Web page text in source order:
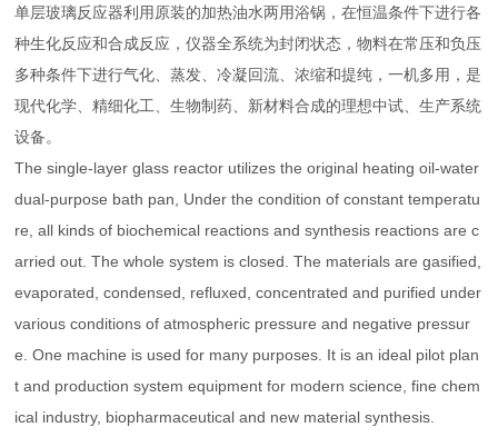
单层玻璃反应器利用原装的加热油水两用浴锅，在恒温条件下进行各
种生化反应和合成反应，仪器全系统为封闭状态，物料在常压和负压
多种条件下进行气化、蒸发、冷凝回流、浓缩和提纯，一机多用，是
现代化学、精细化工、生物制药、新材料合成的理想中试、生产系统
设备。
The single-layer glass reactor utilizes the original heating oil-water
dual-purpose bath pan, Under the condition of constant temperatu
re, all kinds of biochemical reactions and synthesis reactions are c
arried out. The whole system is closed. The materials are gasified,
evaporated, condensed, refluxed, concentrated and purified under
various conditions of atmospheric pressure and negative pressur
e. One machine is used for many purposes. It is an ideal pilot plan
t and production system equipment for modern science, fine chem
ical industry, biopharmaceutical and new material synthesis.